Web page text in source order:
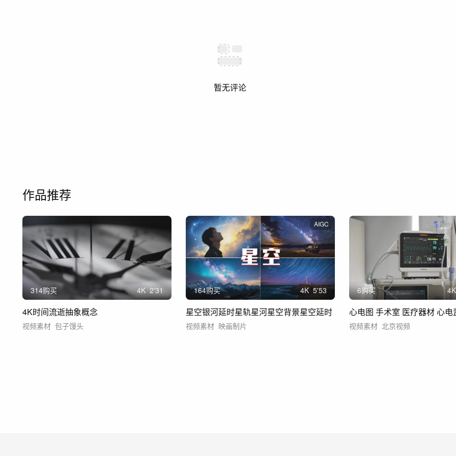
暂无评论
作品推荐
314购买 4K 2'31
4K时间流逝抽象概念
视频素材 包子馒头
AIGC
164购买 4K 5'53
星空银河延时星轨星河星空背景星空延时
视频素材 映画制片
6购买 4K
心电图 手术室 医疗器材 心电
视频素材 北京视频